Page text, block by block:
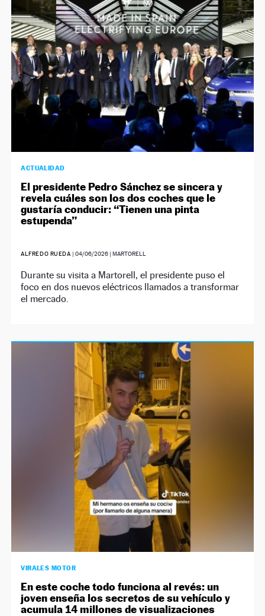
NEWSLETTER
SÍGUENOS
ACTUALIDAD
El presidente Pedro Sánchez se sincera y
revela cuáles son los dos coches que le
gustaría conducir: “Tienen una pinta
estupenda”
ALFREDO RUEDA | 04/06/2026| MARTORELL
Durante su visita a Martorell, el presidente puso el
foco en dos nuevos eléctricos llamados a transformar
el mercado.
VIRALES MOTOR
En este coche todo funciona al revés: un
joven enseña los secretos de su vehículo y
acumula 14 millones de visualizaciones